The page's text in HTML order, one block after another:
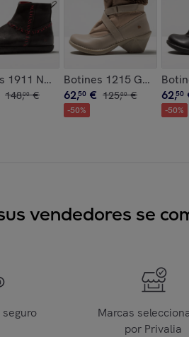
color Cream
CREAM/BELLEVILLE color
1911 NOBUCK-W BLACK /
148,00 €
Botines 1215 GRASS
62,50 € 125,00 €
-50%
62,50
-50%
vendedores se
seguro
Marcas
por Privalia